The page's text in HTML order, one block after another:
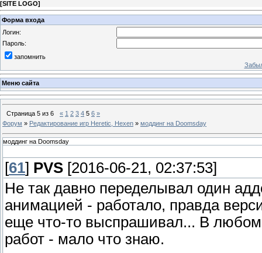
[SITE LOGO]
Форма входа
Логин:
Пароль:
запомнить
Меню сайта
Страница 5 из 6 « 1 2 3 4 5 6 »
Форум » Редактирование игр Heretic, Hexen » моддинг на Doomsday
моддинг на Doomsday
[61] PVS [2016-06-21, 02:37:53]
Не так давно переделывал один
анимацией - работало, правда
еще что-то выспрашивал... В любом
работ - мало что знаю.